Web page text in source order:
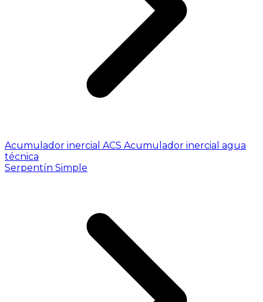
Acumulador inercial ACS Acumulador inercial agua
técnica
Serpentín Simple